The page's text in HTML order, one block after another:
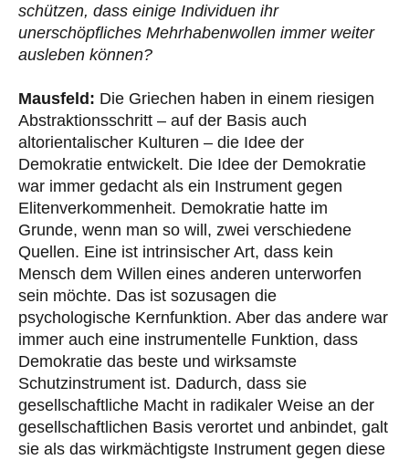
schützen, dass einige Individuen ihr
unerschöpfliches Mehrhabenwollen immer weiter
ausleben können?
Mausfeld: Die Griechen haben in einem riesigen
Abstraktionsschritt – auf der Basis auch
altorientalischer Kulturen – die Idee der
Demokratie entwickelt. Die Idee der Demokratie
war immer gedacht als ein Instrument gegen
Elitenverkommenheit. Demokratie hatte im
Grunde, wenn man so will, zwei verschiedene
Quellen. Eine ist intrinsischer Art, dass kein
Mensch dem Willen eines anderen unterworfen
sein möchte. Das ist sozusagen die
psychologische Kernfunktion. Aber das andere war
immer auch eine instrumentelle Funktion, dass
Demokratie das beste und wirksamste
Schutzinstrument ist. Dadurch, dass sie
gesellschaftliche Macht in radikaler Weise an der
gesellschaftlichen Basis verortet und anbindet, galt
sie als das wirkmächtigste Instrument gegen diese